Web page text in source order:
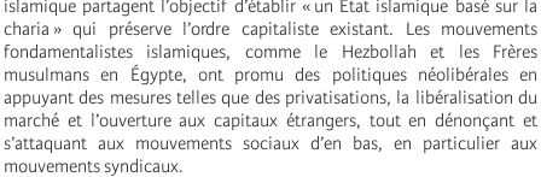
islamique partagent l’objectif d’établir « un État islamique basé sur la
charia » qui préserve l’ordre capitaliste existant. Les mouvements
fondamentalistes islamiques, comme le Hezbollah et les Frères
musulmans en Égypte, ont promu des politiques néolibérales en
appuyant des mesures telles que des privatisations, la libéralisation du
marché et l’ouverture aux capitaux étrangers, tout en dénonçant et
s’attaquant aux mouvements sociaux d’en bas, en particulier aux
mouvements syndicaux.